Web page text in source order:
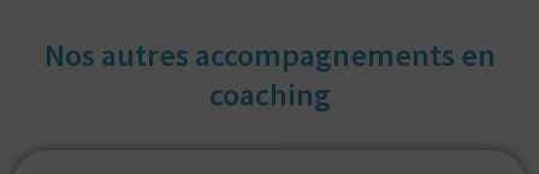
Nos autres accompagnements en
coaching